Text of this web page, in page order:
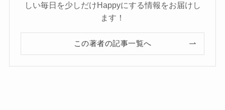
しい毎日を少しだけHappyにする情報をお届けし
ます！
この著者の記事一覧へ